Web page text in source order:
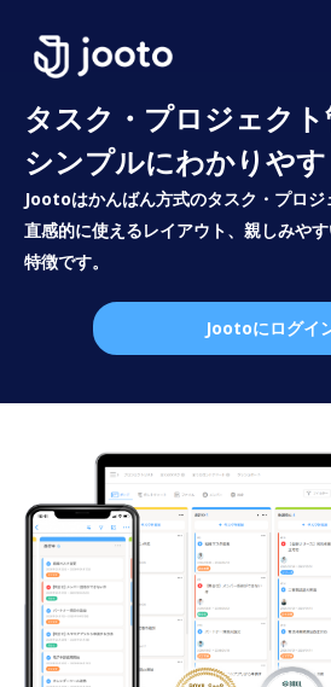
タスク・プロジェク
シンプルにわかりやす
Jootoはかんばん方式のタスク・プロジ
直感的に使えるレイアウト、親しみや
特徴です。
Jootoにログイ